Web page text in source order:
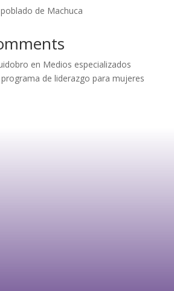
de Machuca
en Medios especializados
de liderazgo para mujeres